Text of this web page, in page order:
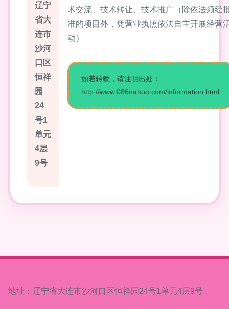
辽宁
省大
连市
沙河
口区
恒祥
园
24
号1
单元
4层
9号
术交流、技术转让、技术推广（除依法须经
准的项目外，凭营业执照依法自主开展经营
动）
如若转载，请注明出处：
http://www.086nahuo.com/information.html
地址：辽宁省大连市沙河口区恒祥园24号1单元4层9号